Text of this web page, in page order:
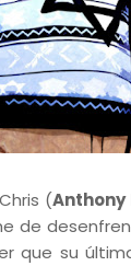
(Anthony
de
que su